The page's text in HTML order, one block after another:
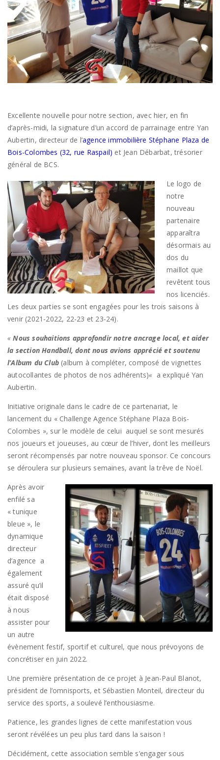
Excellente nouvelle pour notre section, avec hier, en fin
d’après-midi, la signature d’un accord de parrainage entre Yan
Aubertin, directeur de l’agence immobilière Stéphane Plaza de
Bois-Colombes (32, rue Raspail) et Jean Débarbat, trésorier
général de BCS.
Le logo de
notre
nouveau
partenaire
apparaîtra
désormais au
dos du
maillot que
revêtent tous
nos licenciés.
Les deux parties se sont engagées pour les trois saisons à
venir (2021-2022, 22-23 et 23-24).
«Nous souhaitions approfondir notre ancrage local, et aider
la section Handball, dont nous avions apprécié et soutenu
l’Album du Club (album à compléter, composé de vignettes
autocollantes de photos de nos adhérents)« a expliqué Yan
Aubertin.
Initiative originale dans le cadre de ce partenariat, le
lancement du « Challenge Agence Stéphane Plaza Bois-
Colombes », sur le modèle de celui auquel se sont mesurés
nos joueurs et joueuses, au cœur de l’hiver, dont les meilleurs
seront récompensés par notre nouveau sponsor. Ce concours
se déroulera sur plusieurs semaines, avant la trêve de Noël.
Après avoir
enfilé sa
« tunique
bleue », le
dynamique
directeur
d’agence a
également
assuré qu’il
était disposé
à nous
assister pour
un autre
évènement festif, sportif et culturel, que nous prévoyons de
concrétiser en juin 2022.
Une première présentation de ce projet à Jean-Paul Blanot,
président de l’omnisports, et Sébastien Monteil, directeur du
service des sports, a soulevé l’enthousiasme.
Patience, les grandes lignes de cette manifestation vous
seront révélées un peu plus tard dans la saison !
Décidément, cette association semble s’engager sous